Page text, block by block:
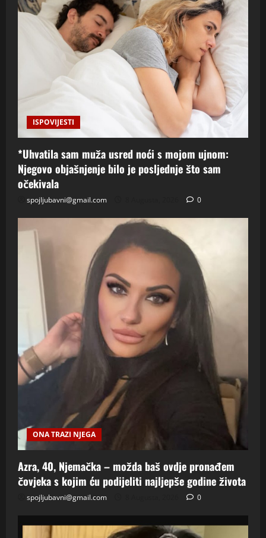
ISPOVIJESTI
*Uhvatila sam muža usred noći s mojom ujnom:
Njegovo objašnjenje bilo je posljednje što sam
očekivala
spojljubavni@gmail.com 0
ONA TRAZI NJEGA
Azra, 40, Njemačka – možda baš ovdje pronađem
čovjeka s kojim ću podijeliti najljepše godine života
spojljubavni@gmail.com 0